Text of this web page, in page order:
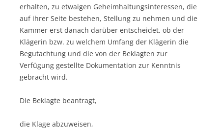
erhalten, zu etwaigen Geheimhaltungsinteressen, die
auf ihrer Seite bestehen, Stellung zu nehmen und die
Kammer erst danach darüber entscheidet, ob der
Klägerin bzw. zu welchem Umfang der Klägerin die
Begutachtung und die von der Beklagten zur
Verfügung gestellte Dokumentation zur Kenntnis
gebracht wird.
Die Beklagte beantragt,
die Klage abzuweisen,